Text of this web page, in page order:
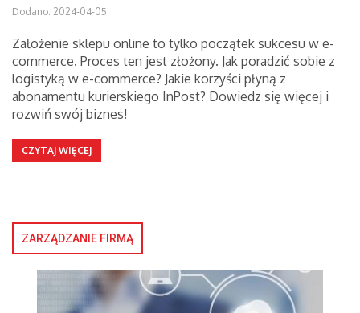
Dodano: 2024-04-05
Założenie sklepu online to tylko początek sukcesu w e-
commerce. Proces ten jest złożony. Jak poradzić sobie z
logistyką w e-commerce? Jakie korzyści płyną z
abonamentu kurierskiego InPost? Dowiedz się więcej i
rozwiń swój biznes!
CZYTAJ WIĘCEJ
ZARZĄDZANIE FIRMĄ